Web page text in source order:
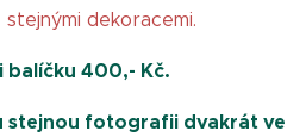
dekoracemi.
balíčku 400,- Kč.
stejnou fotografii dvakrát ve